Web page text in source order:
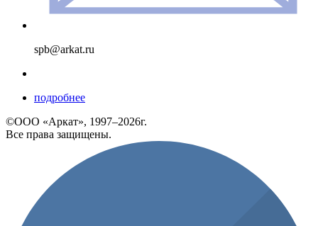
spb@arkat.ru
подробнее
©ООО «Аркат», 1997–2026г.
Все права защищены.